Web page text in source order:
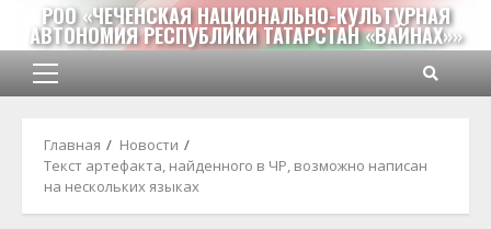
Перейти
содержимому
РОО «ЧЕЧЕНСКАЯ НАЦИОНАЛЬНО-КУЛЬТУРНАЯ
АВТОНОМИЯ РЕСПУБЛИКИ ТАТАРСТАН «ВАЙНАХ»»
Основное
Главная
Новости
Текст артефакта, найденного в ЧР, возможно написан
на нескольких языках